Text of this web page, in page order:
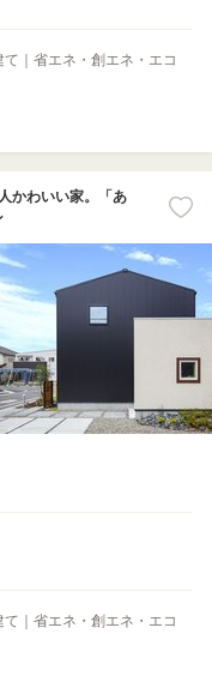
｜省エネ・創エネ・エコ
かわいい家。「あ
｜省エネ・創エネ・エコ